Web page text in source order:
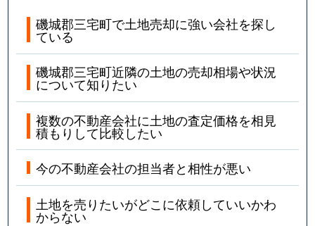
磯城郡三宅町で土地売却に強い会社を探し
ている
磯城郡三宅町近隣の土地の売却相場や状況
について知りたい
複数の不動産会社に土地の査定価格を相見
積もりして比較したい
今の不動産会社の担当者と相性が悪い
土地を売りたいがどこに依頼していいかわ
からない